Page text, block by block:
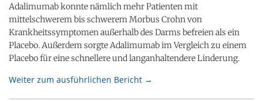
Adalimumab konnte nämlich mehr Patienten mit
mittelschwerem bis schwerem Morbus Crohn von
Krankheitssymptomen außerhalb des Darms befreien als ein
Placebo. Außerdem sorgte Adalimumab im Vergleich zu einem
Placebo für eine schnellere und langanhaltendere Linderung.
Weiter zum ausführlichen Bericht →